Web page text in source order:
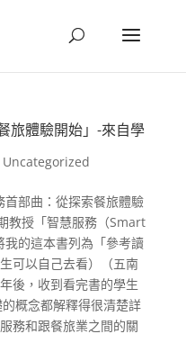
旅體驗開始」-來自學
Uncategorized
部曲：從探索餐旅體驗
教授「智慧服務（Smart
的這本書列為「參考讀
可以自己去看）（五南
後，收到看完書的學生
概念都解釋得很清楚詳
務和跟餐旅業之間的關